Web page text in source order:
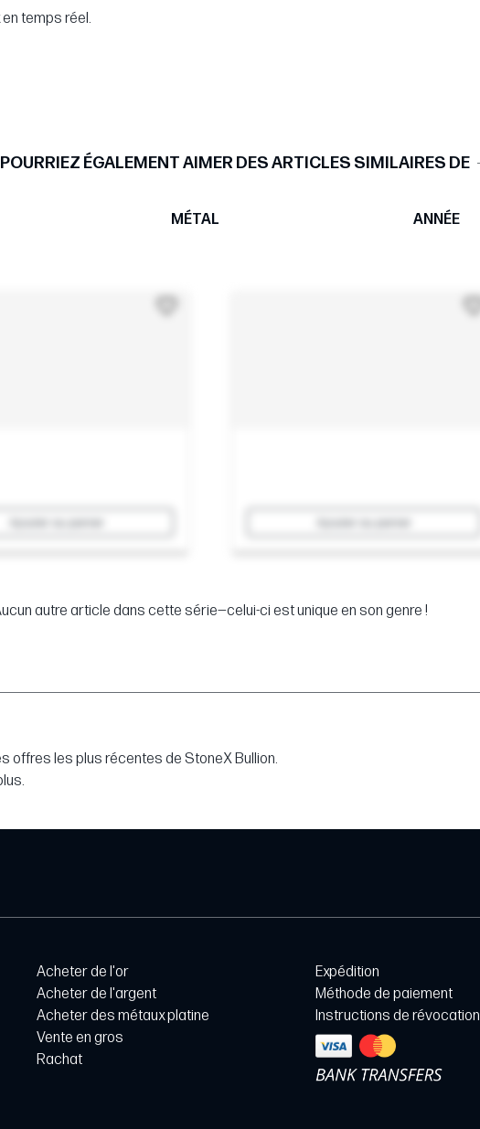
temps réel.
ÉGALEMENT AIMER DES ARTICLES SIMILAIRES DE
MÉTAL ANNÉE
autre article dans cette série—celui-ci est unique en son genre !
offres les plus récentes de StoneX Bullion.
Acheter de l'or
Acheter de l'argent
Acheter des métaux platine
Vente en gros
Rachat
Expédition
Méthode de paiement
Instructions de révocation